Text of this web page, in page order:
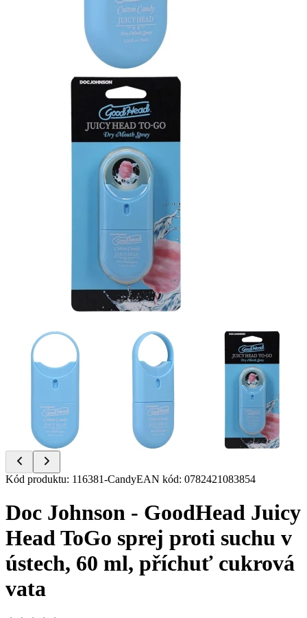
Item
of
Kód produktu: 116381-CandyEAN kód: 0782421083854
Doc Johnson - GoodHead Juicy
Head ToGo sprej proti suchu v
ústech, 60 ml, příchuť cukrová
vata